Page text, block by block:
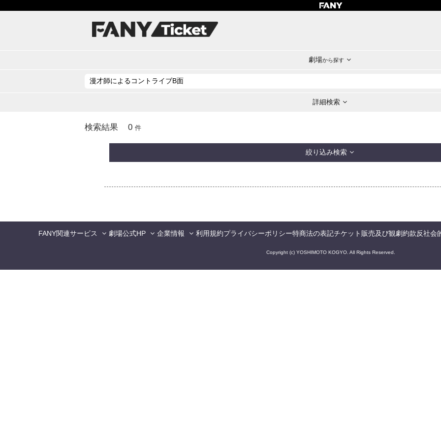
劇場から探す
詳細検索
検索結果 0 件
絞り込み検索
FANY関連サービス 劇場公式HP 企業情報 利用規約プライバシーポリシー特商法の表記チケット販売及び観劇約款反社会
Copyright (c) YOSHIMOTO KOGYO. All Rights Reserved.